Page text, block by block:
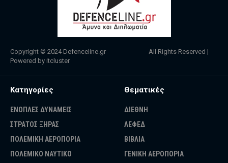
Copyright © 2024 Defenceline.gr All Rights Reserved |
Powered by itcluster
Κατηγορίες
ΕΝΟΠΛΕΣ ΔΥΝΑΜΕΙΣ
ΣΤΡΑΤΟΣ ΞΗΡΑΣ
ΠΟΛΕΜΙΚΗ ΑΕΡΟΠΟΡΙΑ
ΠΟΛΕΜΙΚΟ ΝΑΥΤΙΚΟ
Θεματικές
ΔΙΕΘΝΗ
ΛΕΦΕΔ
ΒΙΒΛΙΑ
ΓΕΝΙΚΗ ΑΕΡΟΠΟΡΙΑ